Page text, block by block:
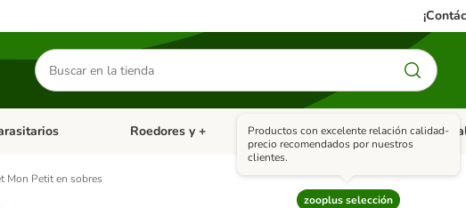
Buscar
productos
categoria abierto: Dieta Vet.Menú de categoria abierto: Antiparasitarios
Roedores y + Menú de categoria abierto: Roedores
Pájaros Menú de
Otros
Mon Petit en sobres
zooplus selección
Productos con excelente relación calidad-
precio recomendados por nuestros
clientes.